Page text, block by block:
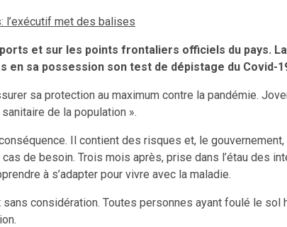
met des balises
et sur les points frontaliers officiels du pays.
en sa possession son test de dépistage du Covid-
sa protection au maximum contre la pandémie.
de la population ».
Il contient des risques et, le
de besoin. Trois mois après, prise dans l’étau des
à s’adapter pour vivre avec la maladie.
considération. Toutes personnes ayant foulé le